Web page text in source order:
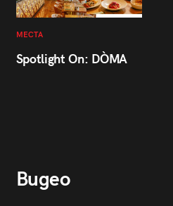
МЕСТА
Spotlight On: DÒMA
Видео